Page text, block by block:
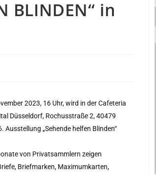
BLINDEN“ in
2023, 16 Uhr, wird in der Cafeteria
Düsseldorf, Rochusstraße 2, 40479
Ausstellung „Sehende helfen Blinden“
von Privatsammlern zeigen
Briefmarken, Maximumkarten,